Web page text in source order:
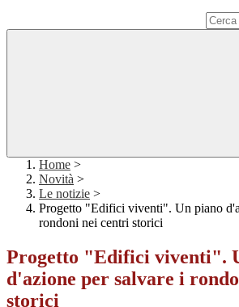
Home >
Novità >
Le notizie >
Progetto "Edifici viventi". Un piano
rondoni nei centri storici
Progetto "Edifici viventi".
d'azione per salvare i
storici